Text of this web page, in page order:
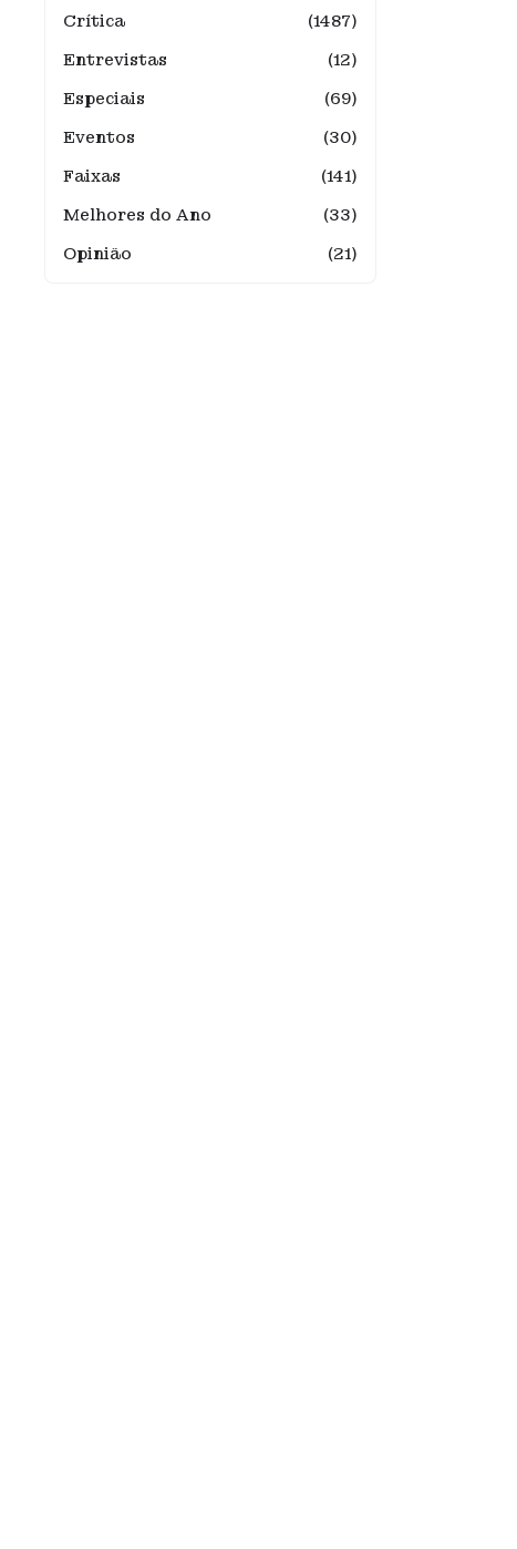
Crítica
(1487)
Entrevistas
(12)
Especiais
(69)
Eventos
(30)
Faixas
(141)
Melhores do Ano
(33)
Opinião
(21)